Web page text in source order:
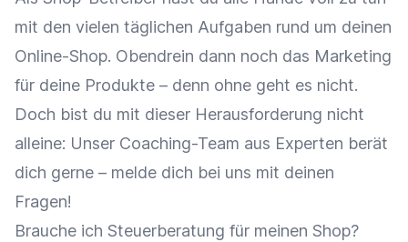
mit den vielen täglichen Aufgaben rund um deinen
Online-Shop. Obendrein dann noch das Marketing
für deine Produkte – denn ohne geht es nicht.
Doch bist du mit dieser Herausforderung nicht
alleine: Unser Coaching-Team aus Experten berät
dich gerne – melde dich bei uns mit deinen
Fragen!
Brauche ich Steuerberatung für meinen Shop?